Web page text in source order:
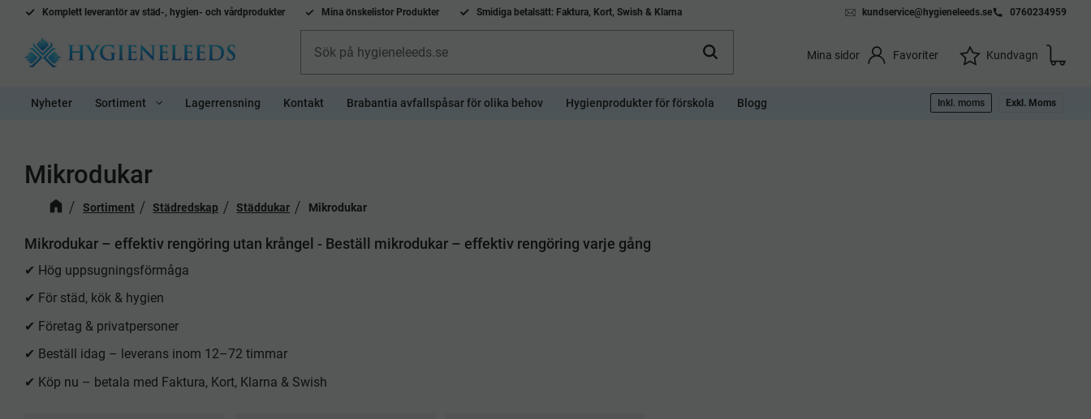
Komplett leverantör av städ-, hygien- och vårdprodukter Mina önskelistor Produkter Smidiga betalsätt: Faktura, Kort, Swish & Klarna kundservice@hygieneleeds.se 0760234959
Mina sidor Favoriter Kundvagn
Önskelista
Nyheter Sortiment Lagerrensning Kontakt Brabantia avfallspåsar för olika behov Hygienprodukter för förskola Blogg Inkl. moms Exkl. Moms
Mikrodukar
Sortiment Städredskap Städdukar Mikrodukar
Mikrodukar – effektiv rengöring utan krångel - Beställ mikrodukar – effektiv rengöring varje gång
✔ Hög uppsugningsförmåga
✔ För städ, kök & hygien
✔ Företag & privatpersoner
✔ Beställ idag – leverans inom 12–72 timmar
✔ Köp nu – betala med Faktura, Kort, Klarna & Swish